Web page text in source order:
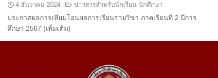
4 ธันวาคม 2024 ข่าวสารสำหรับนักเรียน นักศึกษา
ประกาศผลการเทียบโอนผลการเรียนรายวิชา ภาคเรียนที่ 2 ปีการ
ศึกษา 2567 (เพิ่มเติม)